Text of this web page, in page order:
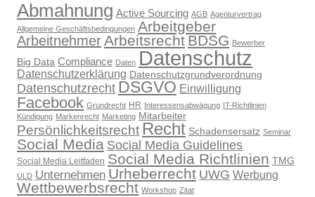
Abmahnung Active Sourcing AGB Agenturvertrag
Allgemeine Geschäftsbedingungen Arbeitgeber
ArbeitnehmerArbeitsrecht BDSG Bewerber
Big Data Compliance Daten Datenschutz
Datenschutzerklärung Datenschutzgrundverordnung
Datenschutzrecht DSGVO Einwilligung
Facebook Grundrecht HR Interessensabwägung IT-Richtlinien
Kündigung Markenrecht Marketing Mitarbeiter
Persönlichkeitsrecht Recht Schadensersatz Seminar
Social Media Social Media Guidelines
Social Media Leitfaden Social Media Richtlinien TMG
ULD Unternehmen Urheberrecht UWG Werbung
Wettbewerbsrecht Workshop Zitat